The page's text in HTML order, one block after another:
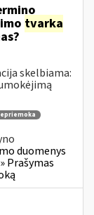
tvarka
skelbiama:
duomenys
Prašymas